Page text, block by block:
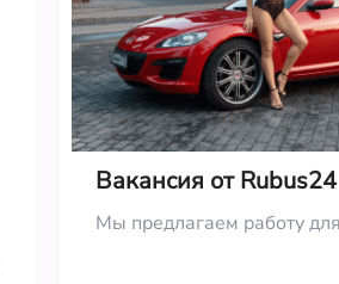
Вакансия от Rubus24
Мы предлагаем работу